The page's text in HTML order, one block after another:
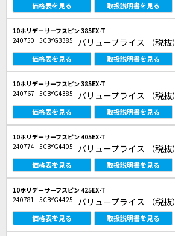
価格表を見る 取扱説明書を見る
10ホリデーサーフスピン 385FX-T
240750 5CBYG3385 バリュープライス （税抜）
価格表を見る 取扱説明書を見る
10ホリデーサーフスピン 385EX-T
240767 5CBYG4385 バリュープライス （税抜）
価格表を見る 取扱説明書を見る
10ホリデーサーフスピン 405EX-T
240774 5CBYG4405 バリュープライス （税抜）
価格表を見る 取扱説明書を見る
10ホリデーサーフスピン 425EX-T
240781 5CBYG4425 バリュープライス （税抜）
価格表を見る 取扱説明書を見る